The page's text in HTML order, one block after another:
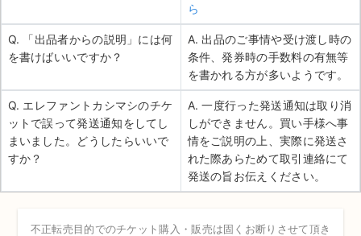
ら
Q. 「出品者からの説明」には何
を書けばいいですか？
A. 出品のご事情や受け渡し時の
条件、発券時の手数料の有無等
を書かれる方が多いようです。
Q. エレファントカシマシのチケ
ットで誤って発送通知をしてし
まいました。どうしたらいいで
すか？
A. 一度行った発送通知は取り消
しができません。買い手様へ事
情をご説明の上、実際に発送さ
れた際あらためて取引連絡にて
発送の旨お伝えください。
不正転売目的でのチケット購入・販売は固くお断りさせて頂き